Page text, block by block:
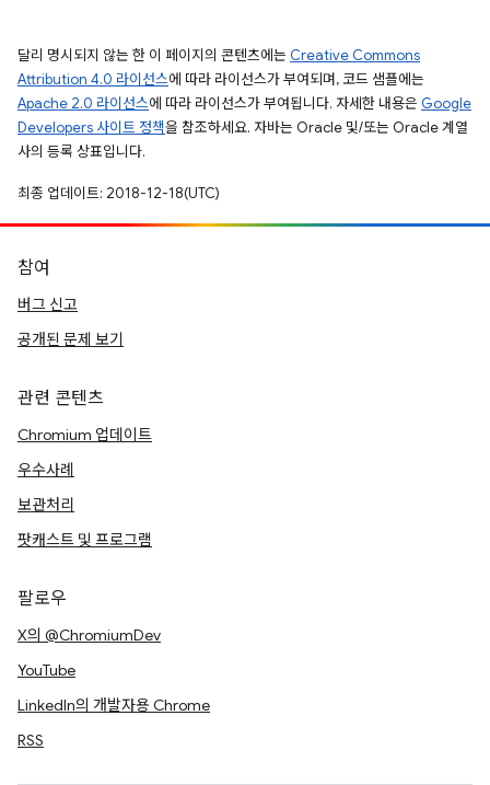
달리 명시되지 않는 한 이 페이지의 콘텐츠에는 Creative Commons
Attribution 4.0 라이선스에 따라 라이선스가 부여되며, 코드 샘플에는
Apache 2.0 라이선스에 따라 라이선스가 부여됩니다. 자세한 내용은 Google
Developers 사이트 정책을 참조하세요. 자바는 Oracle 및/또는 Oracle 계열
사의 등록 상표입니다.
최종 업데이트: 2018-12-18(UTC)
참여
버그 신고
공개된 문제 보기
관련 콘텐츠
Chromium 업데이트
우수사례
보관처리
팟캐스트 및 프로그램
팔로우
X의 @ChromiumDev
YouTube
LinkedIn의 개발자용 Chrome
RSS